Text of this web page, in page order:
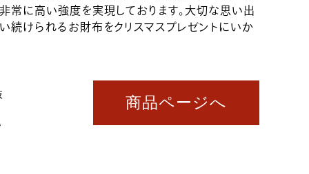
常に高い強度を実現しております。大切な思い出
続けられるお財布をクリスマスプレゼントにいか
商品ページへ